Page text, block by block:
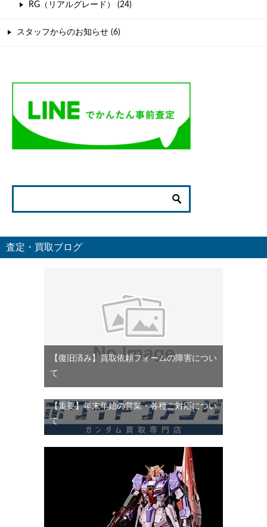
RG（リアルグレード） (24)
スタッフからのお知らせ (6)
査定・買取ブログ
【復旧済み】買取依頼フォームの障害につい
て
【重要】年末年始の営業・各種ご対応につい
て